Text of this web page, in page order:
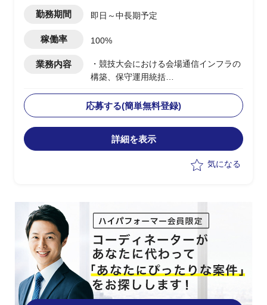
勤務期間 即日～中長期予定
稼働率 100%
業務内容
・競技大会における会場通信インフラの
構築、保守運用統括
ポジション
・組織委員会、パートナー企業との条件
交渉、調整、ユーザ折衝
・施工マネージャー、施工リーダーと連
連の会場内総合窓口業務
・追加オーダ、突発的な変更要件への現
場対応
・ITコマンドセンターと連携したインシ
デント、アラート対応および現場への指
示、統括
応募する(簡単無料登録)
詳細を表示
気になる